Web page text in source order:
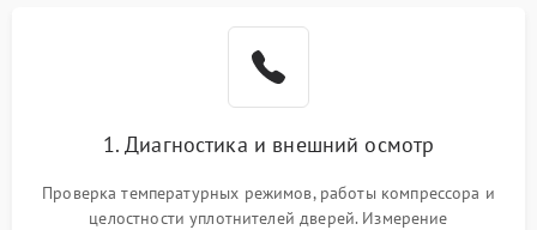
работе
2000 ₽ Подробнее →
1. Диагностика и внешний осмотр
Проверка температурных режимов, работы компрессора и
целостности уплотнителей дверей. Измерение